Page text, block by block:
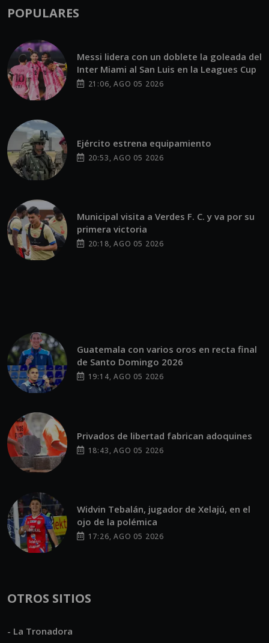
POPULARES
Messi lidera con un doblete la goleada del
Inter Miami al San Luis en la Leagues Cup
21:06, AGO 05 2026
Ejército estrena equipamiento
20:53, AGO 05 2026
Municipal visita a Verdes F. C. y va por su
primera victoria
20:18, AGO 05 2026
Guatemala con varios oros en recta final
de Santo Domingo 2026
19:14, AGO 05 2026
Privados de libertad fabrican adoquines
18:43, AGO 05 2026
Widvin Tebalán, jugador de Xelajú, en el
ojo de la polémica
17:26, AGO 05 2026
OTROS SITIOS
- La Tronadora